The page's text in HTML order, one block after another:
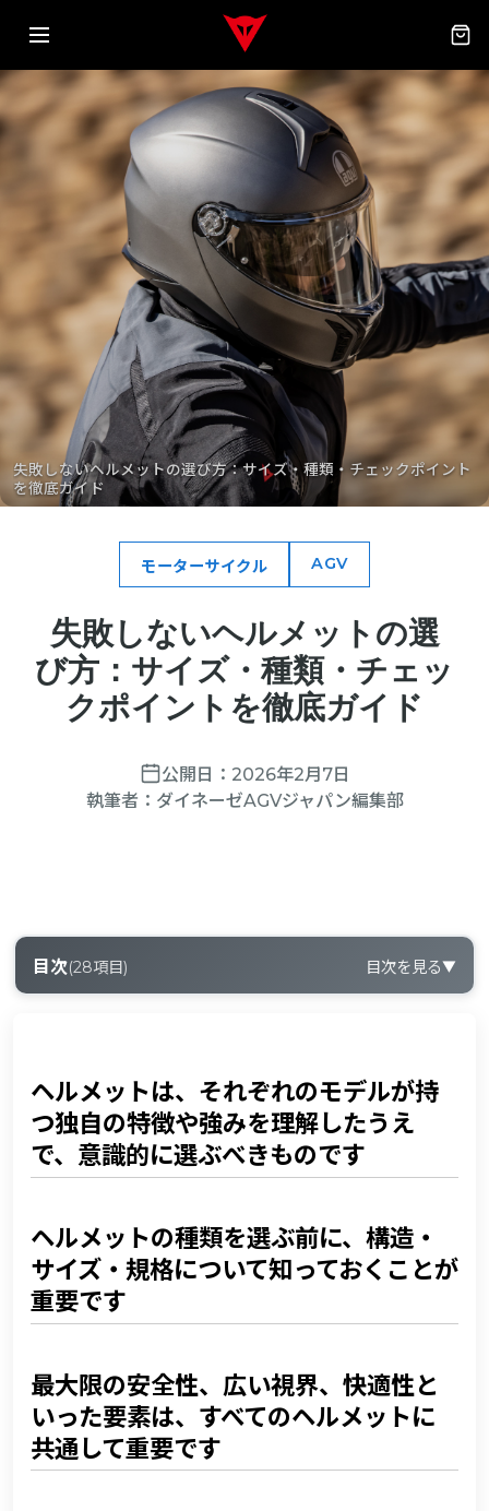
失敗しないヘルメットの選び方：サイズ・種類・チェックポイント
を徹底ガイド
モーターサイクル AGV
失敗しないヘルメットの選
び方：サイズ・種類・チェッ
クポイントを徹底ガイド
公開日： 2026年2月7日
執筆者： ダイネーゼAGVジャパン編集部
目次(28項目) 目次を見る▼
0-2
ヘルメットの種類を選ぶ前に、構造・サイズ・規格につ
いて知っておくことが重要です
最大限の安全性、広い視界、快適性といった要素は、す
べてのヘルメットに共通して重要です
ュ、かつ高度なスポーツエアロダイナミクスを備え、プ
ロライダーが使用するものに最も近いタイプです
0-5 モジュラーヘルメットは快適性と実用性に優れ、停車時
には開いて会話をしたり、暑さを和らげたりできます
で、バイザーが日差しや飛来物から守り、複数の構成で
使用できます
0-7 ヘルメット選び：まず何から始めるべきか
ヘルメットは、それぞれのモデルが持
つ独自の特徴や強みを理解したうえ
で、意識的に選ぶべきものです
ヘルメットの種類を選ぶ前に、構造・
サイズ・規格について知っておくことが
重要です
最大限の安全性、広い視界、快適性と
いった要素は、すべてのヘルメットに
共通して重要です